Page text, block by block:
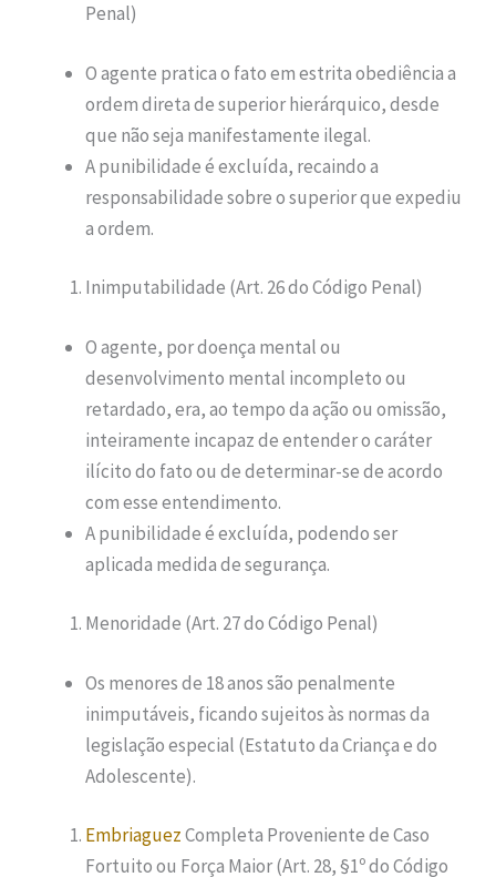
Penal)
O agente pratica o fato em estrita obediência a
ordem direta de superior hierárquico, desde
que não seja manifestamente ilegal.
A punibilidade é excluída, recaindo a
responsabilidade sobre o superior que expediu
a ordem.
Inimputabilidade (Art. 26 do Código Penal)
O agente, por doença mental ou
desenvolvimento mental incompleto ou
retardado, era, ao tempo da ação ou omissão,
inteiramente incapaz de entender o caráter
ilícito do fato ou de determinar-se de acordo
com esse entendimento.
A punibilidade é excluída, podendo ser
aplicada medida de segurança.
Menoridade (Art. 27 do Código Penal)
Os menores de 18 anos são penalmente
inimputáveis, ficando sujeitos às normas da
legislação especial (Estatuto da Criança e do
Adolescente).
EmbriaguezCompleta Proveniente de Caso
Fortuito ou Força Maior (Art. 28, §1º do Código